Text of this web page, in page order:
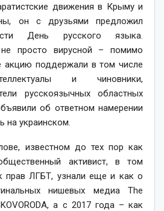
движения в Крыму и
он с друзьями предложил
День русского языка.
не просто вирусной – помимо
акцию поддержали в том числе
и чиновники,
русскоязычных областных
об ответном намерении
на украинском.
известном до тех пор как
активист, в том
прав ЛГБТ, узнали еще и как о
нишевых медиа The
а с 2017 года – как